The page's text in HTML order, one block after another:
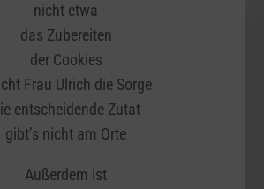
nicht etwa
das Zubereiten
der Cookies
Frau Ulrich die Sorge
entscheidende Zutat
gibt’s nicht am Orte
Außerdem ist